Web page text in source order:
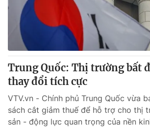
Trung Quốc: Thị trường bất
thay đổi tích cực
VTV.vn - Chính phủ Trung Quốc vừa
sách cắt giảm thuế để hỗ trợ cho thị
sản - động lực quan trọng của nền